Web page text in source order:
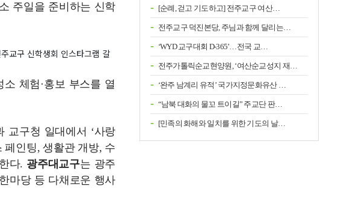
주일을 준비하는 신학
교구 신학생회 인스타그램 갈
체험·홍보 부스를 열
교구청 일대에서 ‘사랑
페인팅, 생활관 개방, 수
다. 광주대교구는 광주
마당 등 다채로운 행사
[순례, 걷고 기도하고] 전주교구 여산…
전주교구 덕진본당, 주님과 함께 달리는…
‘WYD 교구대회 D-365’…전국 교…
전주가톨릭순교현양원, ‘여산순교성지 재…
‘완주 남계리 유적’ 국가지정문화유산 …
“남북 대화의 물꼬 트이길” 주교단 판…
[민족의 화해와 일치를 위한 기도의 날…